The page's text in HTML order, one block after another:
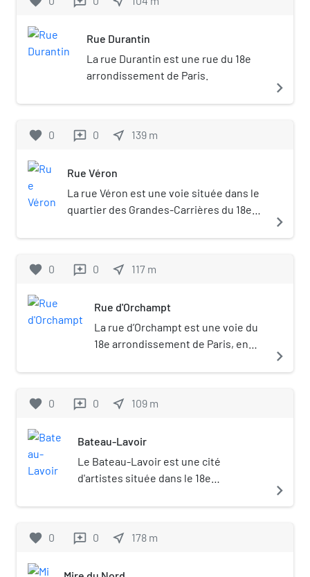
Rue Durantin
La rue Durantin est une rue du 18e
arrondissement de Paris.
navigate_next
favorite 0 reviews 0 near_me 139 m
Rue Véron
La rue Véron est une voie située dans le
quartier des Grandes-Carrières du 18e
navigate_next
favorite 0 reviews 0 near_me 117 m
Rue d'Orchampt
La rue d’Orchampt est une voie du
18e arrondissement de Paris, en
navigate_next
favorite 0 reviews 0 near_me 109 m
Bateau-Lavoir
Le Bateau-Lavoir est une cité
d'artistes située dans le 18e
13 de la place Émile-Goudeau. Établie
quartier de Clignancourt, elle est
navigate_next
favorite 0 reviews 0 near_me 178 m